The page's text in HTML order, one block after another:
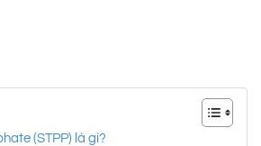
(STPP) là gì?